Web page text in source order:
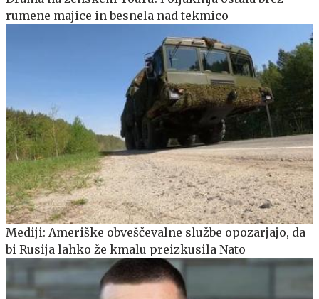
rumene majice in besnela nad tekmico
Mediji: Ameriške obveščevalne službe opozarjajo, da
bi Rusija lahko že kmalu preizkusila Nato